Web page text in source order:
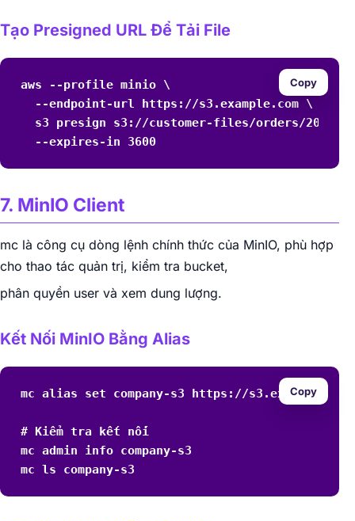
Tạo Presigned URL Để Tải File
aws --profile minio \
  --endpoint-url https://s3.example.com \
s3 presign s3://customer-files/orders/2026/
  --expires-in 3600
Copy
7. MinIO Client
mc là công cụ dòng lệnh chính thức của MinIO, phù hợp
cho thao tác quản trị, kiểm tra bucket,
phân quyền user và xem dung lượng.
Kết Nối MinIO Bằng Alias
mc alias set company-s3 https://
# Kiểm tra kết nối
mc admin info company-s3
mc ls company-s3
Copy